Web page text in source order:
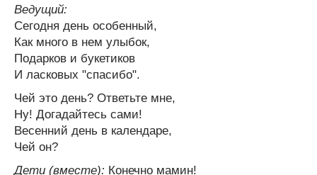
Ведущий:
Сегодня день особенный,
Как много в нем улыбок,
Подарков и букетиков
И ласковых "спасибо".
Чей это день? Ответьте мне,
Ну! Догадайтесь сами!
Весенний день в календаре,
Чей он?
Дети (вместе): Конечно мамин!